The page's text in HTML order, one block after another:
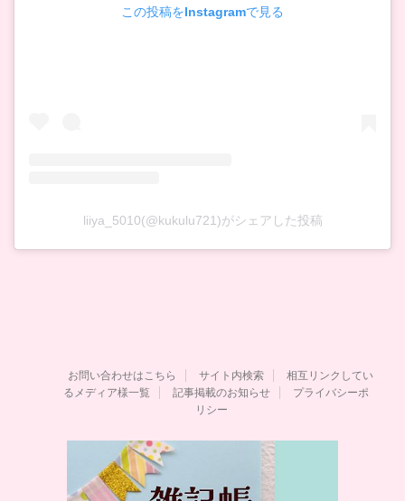
この投稿をInstagramで見る
liiya_5010(@kukulu721)がシェアした投稿
お問い合わせはこちら サイト内検索
相互リンクしてい
るメディア様一覧
記事掲載のお知らせ
プライバシーポ
リシー